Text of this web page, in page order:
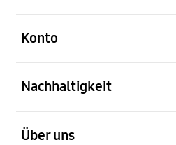
Konto
Nachhaltigkeit
Über uns